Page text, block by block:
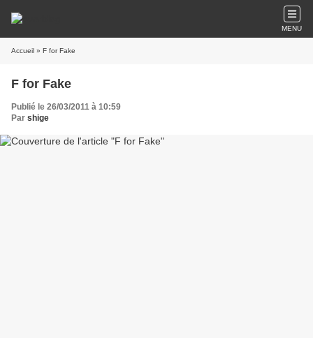
MENU
Accueil » F for Fake
F for Fake
Publié le 26/03/2011 à 10:59
Par shige